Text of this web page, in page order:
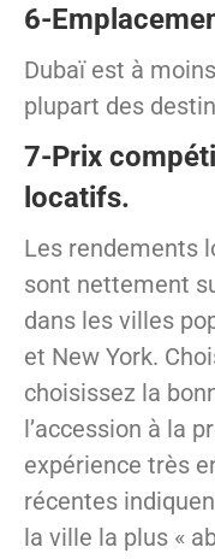
6-
Dubaï est à
plupart des
7-Prix
locatifs.
Les rendements
sont nettement
dans les villes
et New York.
choisissez la
l’accession à la
expérience très
récentes
la ville la plus «